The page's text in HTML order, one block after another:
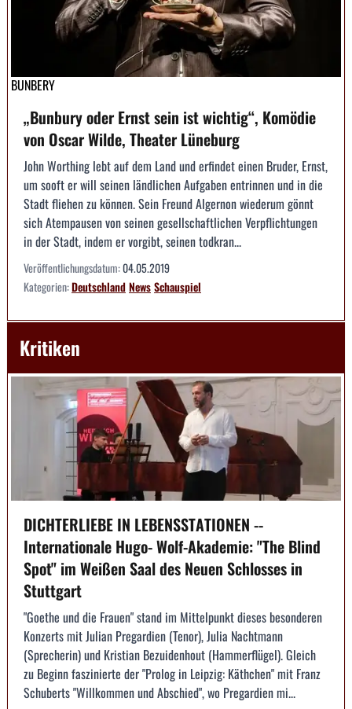
BUNBERY
„Bunbury oder Ernst sein ist wichtig“, Komödie
von Oscar Wilde, Theater Lüneburg
John Worthing lebt auf dem Land und erfindet einen Bruder, Ernst,
um sooft er will seinen ländlichen Aufgaben entrinnen und in die
Stadt fliehen zu können. Sein Freund Algernon wiederum gönnt
sich Atempausen von seinen gesellschaftlichen Verpflichtungen
in der Stadt, indem er vorgibt, seinen todkran...
Veröffentlichungsdatum:04.05.2019
Kategorien:DeutschlandNewsSchauspiel
Kritiken
DICHTERLIEBE IN LEBENSSTATIONEN --
Internationale Hugo- Wolf-Akademie: "The Blind
Spot" im Weißen Saal des Neuen Schlosses in
Stuttgart
"Goethe und die Frauen" stand im Mittelpunkt dieses besonderen
Konzerts mit Julian Pregardien (Tenor), Julia Nachtmann
(Sprecherin) und Kristian Bezuidenhout (Hammerflügel). Gleich
zu Beginn faszinierte der "Prolog in Leipzig: Käthchen" mit Franz
Schuberts "Willkommen und Abschied", wo Pregardien mi...